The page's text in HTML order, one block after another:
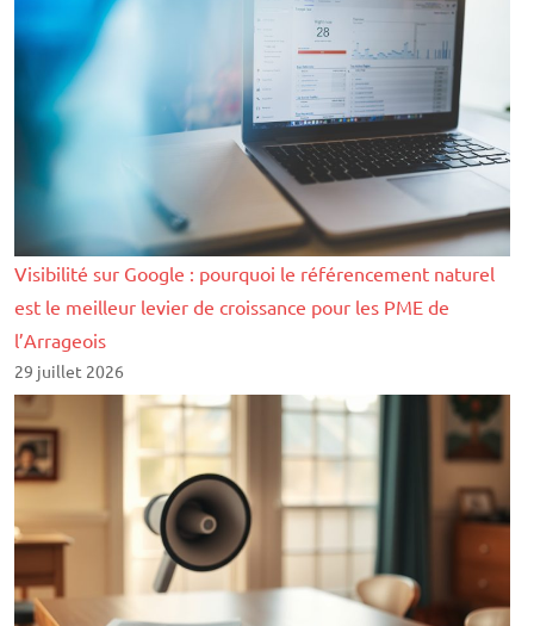
Visibilité sur Google : pourquoi le référencement naturel
est le meilleur levier de croissance pour les PME de
l’Arrageois
29 juillet 2026